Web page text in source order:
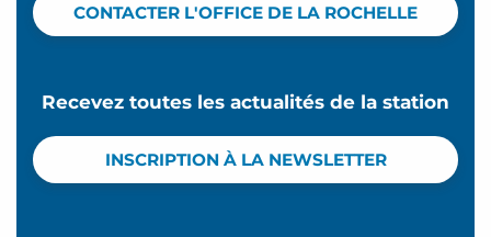
CONTACTER L'OFFICE DE LA ROCHELLE
Recevez toutes les actualités de la station
INSCRIPTION À LA NEWSLETTER